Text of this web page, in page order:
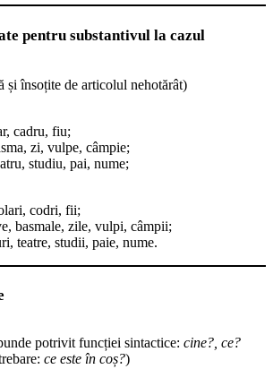
pentru substantivul la cazul
și însoțite de articolul nehotărât)
cadru, fiu;
zi, vulpe, câmpie;
studiu, pai, nume;
codri, fii;
basmale, zile, vulpi, câmpii;
teatre, studii, paie, nume.
potrivit funcției sintactice: cine?, ce?
ce este în coș?)